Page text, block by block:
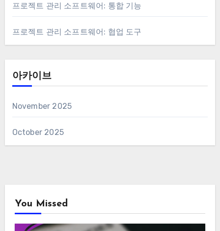
프로젝트 관리 소프트웨어: 통합 기능
프로젝트 관리 소프트웨어: 협업 도구
아카이브
November 2025
October 2025
You Missed